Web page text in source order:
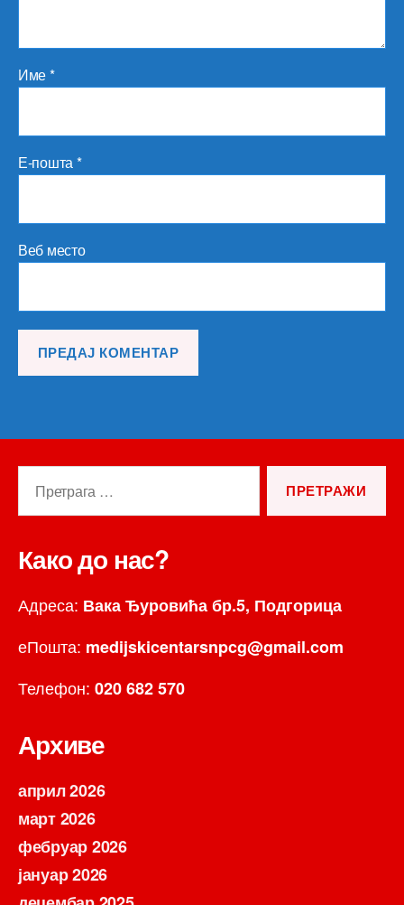
Име*
Е-пошта *
Веб место
Како до нас?
Адреса: Вака Ђуровића бр.5, Подгорица
еПошта: medijskicentarsnpcg@gmail.com
Телефон: 020 682 570
Архиве
април 2026
март 2026
фебруар 2026
јануар 2026